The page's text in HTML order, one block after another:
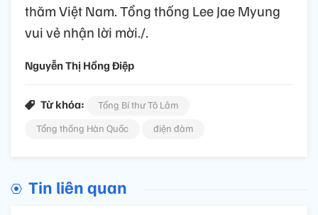
thăm Việt Nam. Tổng thống Lee Jae Myung
vui vẻ nhận lời mời./.
Nguyễn Thị Hồng Điệp
Từ khóa:
Tổng Bí thư Tô Lâm
Tổng thống Hàn Quốc
điện đàm
Tin liên quan